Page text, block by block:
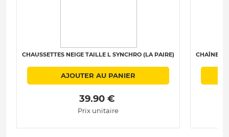
CHAUSSETTES NEIGE TAILLE L SYNCHRO (LA PAIRE)
AJOUTER AU PANIER
39.90 €
Prix unitaire
CHAÎNES